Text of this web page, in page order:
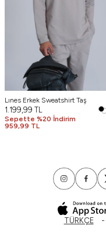
Lınes Erkek Sweatshirt Taş
1.199,99 TL
Sepette %20 İndirim
959,99 TL
TÜRKÇE